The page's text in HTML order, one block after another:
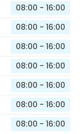
08:00 - 16:00
08:00 - 16:00
08:00 - 16:00
08:00 - 16:00
08:00 - 16:00
08:00 - 16:00
08:00 - 16:00